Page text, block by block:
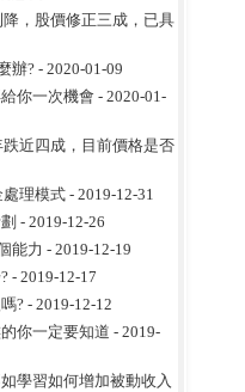
降，股價修正三成，已具
辦?- 2020-01-09
你一次機會 - 2020-01-
跌近四成，目前價格是否
理模式- 2019-12-31
- 2019-12-26
能力 - 2019-12-19
- 2019-12-17
?- 2019-12-12
你一定要知道 - 2019-
學習如何增加被動收入